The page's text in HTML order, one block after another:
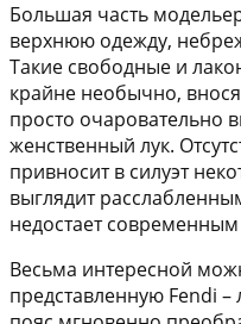
Большая часть
верхнюю одежду,
Такие свободные и
крайне необычно,
просто очаровательно
женственный лук.
привносит в силуэт
выглядит
недостает
Весьма интересной
представленную Fendi –